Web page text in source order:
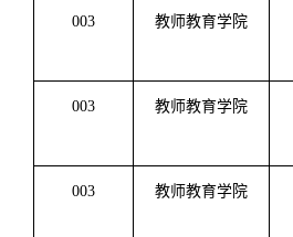
003 教师教育学院
003 教师教育学院
003 教师教育学院